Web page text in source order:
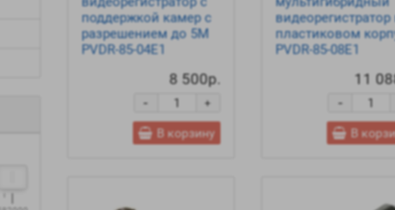
поддержкой камер c
разрешением до 5M
PVDR-85-04E1
8 500р.
+
-
В корзину
видеорегистратор
пластиковом
PVDR-85-08E1
11
-
В